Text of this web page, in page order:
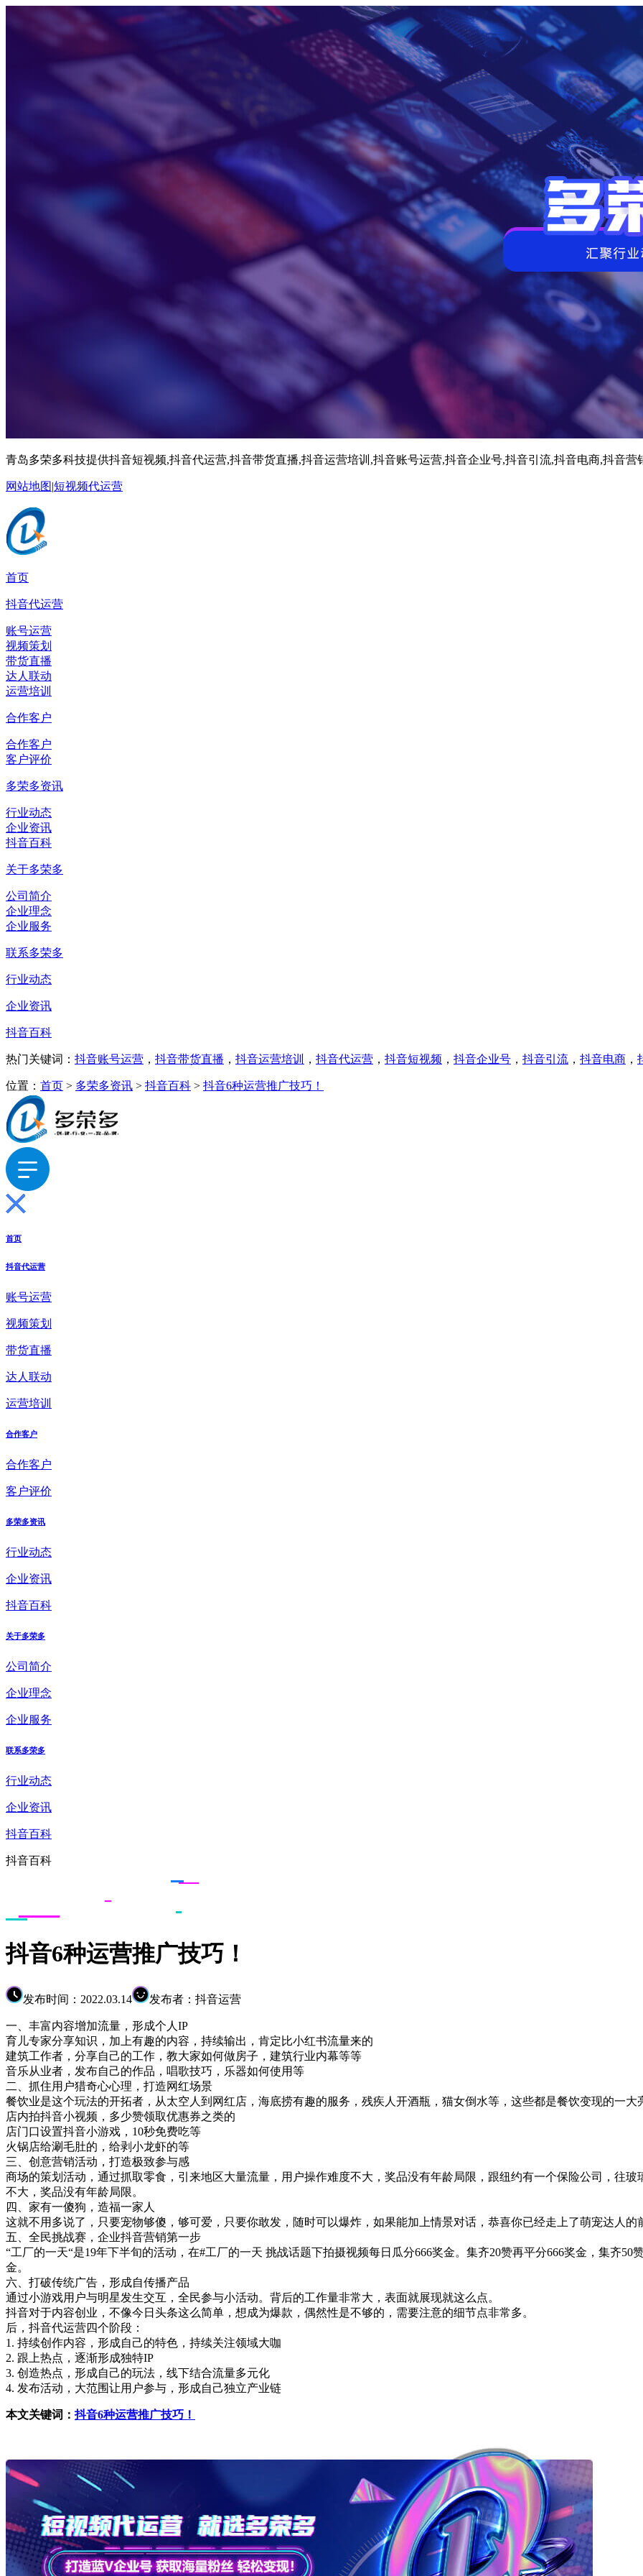
青岛多荣多科技提供抖音短视频,抖音代运营,抖音带货直播,抖音运营培训,抖音账号运营,抖音企业号,抖音引流,抖音电商,抖音营
网站地图|短视频代运营
首页
抖音代运营
账号运营
视频策划
带货直播
达人联动
运营培训
合作客户
合作客户
客户评价
多荣多资讯
行业动态
企业资讯
抖音百科
关于多荣多
公司简介
企业理念
企业服务
联系多荣多
行业动态
企业资讯
抖音百科
热门关键词： 抖音账号运营 ， 抖音带货直播 ， 抖音运营培训 ， 抖音代运营 ， 抖音短视频 ， 抖音企业号 ， 抖音引流 ， 抖音电商 ，
位置： 首页 > 多荣多资讯 > 抖音百科 > 抖音6种运营推广技巧！
首页
抖音代运营
账号运营
视频策划
带货直播
达人联动
运营培训
合作客户
合作客户
客户评价
多荣多资讯
行业动态
企业资讯
抖音百科
关于多荣多
公司简介
企业理念
企业服务
联系多荣多
行业动态
企业资讯
抖音百科
抖音百科
抖音6种运营推广技巧！
发布时间：2022.03.14 发布者：抖音运营
一、丰富内容增加流量，形成个人IP
育儿专家分享知识，加上有趣的内容，持续输出，肯定比小红书流量来的
建筑工作者，分享自己的工作，教大家如何做房子，建筑行业内幕等等
音乐从业者，发布自己的作品，唱歌技巧，乐器如何使用等
二、抓住用户猎奇心心理，打造网红场景
餐饮业是这个玩法的开拓者，从太空人到网红店，海底捞有趣的服务，残疾人开酒瓶，猫女倒水等，这些都是餐饮变现的一大
店内拍抖音小视频，多少赞领取优惠券之类的
店门口设置抖音小游戏，10秒免费吃等
火锅店给涮毛肚的，给剥小龙虾的等
三、创意营销活动，打造极致参与感
商场的策划活动，通过抓取零食，引来地区大量流量，用户操作难度不大，奖品没有年龄局限，跟纽约有一个保险公司，往
不大，奖品没有年龄局限。
四、家有一傻狗，造福一家人
这就不用多说了，只要宠物够傻，够可爱，只要你敢发，随时可以爆炸，如果能加上情景对话，恭喜你已经走上了萌宠达人的
五、全民挑战赛，企业抖音营销第一步
“工厂的一天“是19年下半旬的活动，在#工厂的一天 挑战话题下拍摄视频每日瓜分666奖金。集齐20赞再平分666奖金，集齐
金。
六、打破传统广告，形成自传播产品
通过小游戏用户与明星发生交互，全民参与小活动。背后的工作量非常大，表面就展现就这么点。
抖音对于内容创业，不像今日头条这么简单，想成为爆款，偶然性是不够的，需要注意的细节点非常多。
后，抖音代运营四个阶段：
1. 持续创作内容，形成自己的特色，持续关注领域大咖
2. 跟上热点，逐渐形成独特IP
3. 创造热点，形成自己的玩法，线下结合流量多元化
4. 发布活动，大范围让用户参与，形成自己独立产业链
本文关键词：抖音6种运营推广技巧！